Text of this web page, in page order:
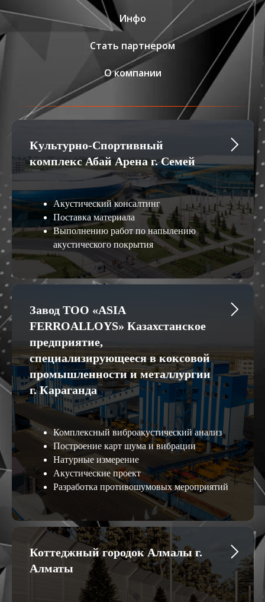
Инфо
Стать партнером
О компании
Культурно-Спортивный
комплекс Абай Арена г. Семей
Акустический консалтинг
Поставка материала
Выполнению работ по напылению
акустического покрытия
Завод ТОО «ASIA
FERROALLOYS» Казахстанское
предприятие,
специализирующееся в коксовой
промышленности и металлургии
г. Караганда
Комплексный виброакустический анализ
Построение карт шума и вибрации
Натурные измерение
Акустические проект
Разработка противошумовых мероприятий
Коттеджный городок Алмалы г.
Алматы